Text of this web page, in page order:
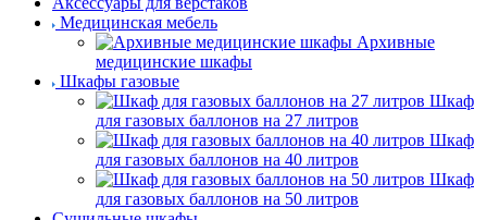
Медицинская мебель
Архивные
медицинские шкафы
Шкафы газовые
Шкаф
для газовых баллонов на 27 литров
Шкаф
для газовых баллонов на 40 литров
Шкаф
для газовых баллонов на 50 литров